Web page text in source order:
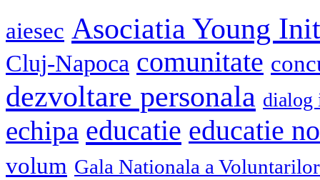
aiesec Asociatia Young
Cluj-Napoca comunitate
dezvoltare personala dialog
echipa educatie educatie
volum Gala Nationala a Voluntarilor